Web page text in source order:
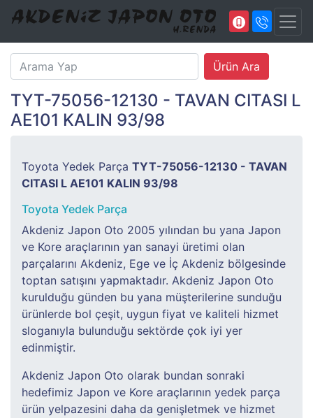
TYT-75056-12130 - TAVAN CITASI L
AE101 KALIN 93/98
Toyota Yedek Parça TYT-75056-12130 - TAVAN
CITASI L AE101 KALIN 93/98
Toyota Yedek Parça
Akdeniz Japon Oto 2005 yılından bu yana Japon
ve Kore araçlarının yan sanayi üretimi olan
parçalarını Akdeniz, Ege ve İç Akdeniz bölgesinde
toptan satışını yapmaktadır. Akdeniz Japon Oto
kurulduğu günden bu yana müşterilerine sunduğu
ürünlerde bol çeşit, uygun fiyat ve kaliteli hizmet
sloganıyla bulunduğu sektörde çok iyi yer
edinmiştir.
Akdeniz Japon Oto olarak bundan sonraki
hedefimiz Japon ve Kore araçlarının yedek parça
ürün yelpazesini daha da genişletmek ve hizmet